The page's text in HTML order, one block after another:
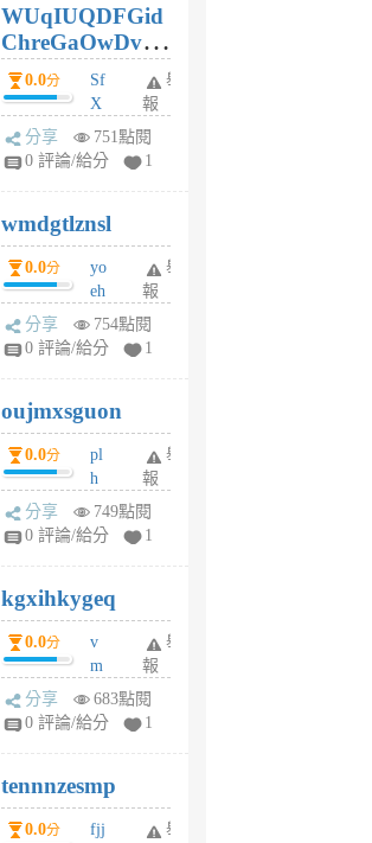
個
月
前
WUqIUQDFGid
ChreGaOwDv
dY0.0分
Sf
X
Pe
Jc
R
P
m
v
A
V
個
月
前
舉
報
分享
751點閱
0 評論/給分
1
wmdgtlznsl
0.0分
yo
eh
ld
gy
個
月
前
舉
報
分享
754點閱
0 評論/給分
1
oujmxsguon
0.0分
pl
h
wi
w
6
個
月
前
舉
報
分享
749點閱
0 評論/給分
1
kgxihkygeq
0.0分
v
m
sg
sr
6
個
月
舉
報
分享
683點閱
0 評論/給分
1
tennnzesmp
0.0分
fjj
舉